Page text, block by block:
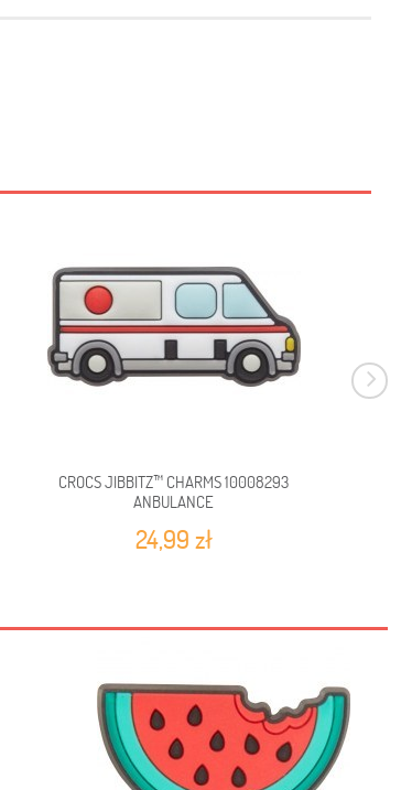
CROCS JIBBITZ™ CHARMS 10008293
ANBULANCE
24,99 zł